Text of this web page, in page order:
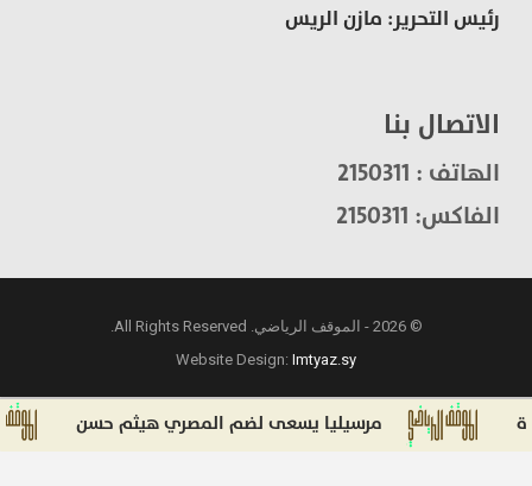
رئيس التحرير: مازن الريس
الاتصال بنا
الهاتف : 2150311
الفاكس: 2150311
© 2026 - الموقف الرياضي. All Rights Reserved.
Website Design:Imtyaz.sy
مرسيليا يسعى لضم المصري هيثم حسن